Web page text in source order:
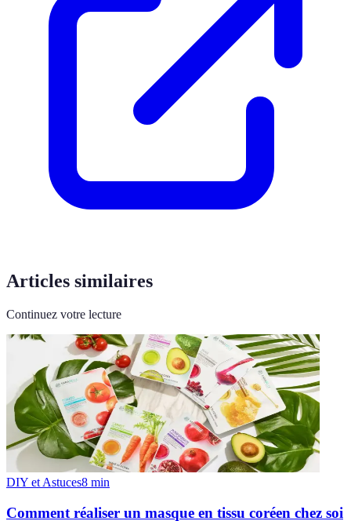
Articles similaires
Continuez votre lecture
DIY et Astuces8 min
Comment réaliser un masque en tissu coréen chez soi